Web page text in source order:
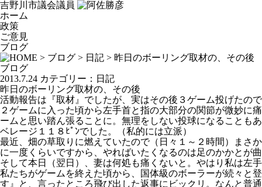
吉野川市議会議員
ホーム
政策
ご意見
ブログ
> ブログ > 日記 > 昨日のボーリング取材の、その後
ブログ
2013.7.24 カテゴリー： 日記
昨日のボーリング取材の、その後
活動報告は『取材』でしたが、実はその後３ゲーム投げたの
２ゲームに入った頃から左手首と指の大部分の関節が微妙に
ームと思い踏ん張ることに。無理をしない投球になることも
ベレージ１１８ﾋﾟﾝでした。（私的には立派）
最近、畑の草取りに燃えていたので（日々１～２時間）まさ
に一度くらいですから、やればいたくなるのは足のかかとが
そして本日（翌日）、妻は何処も痛くないと。やはり私は左
私たちがゲームを終えた頃から、国体級のボーラーが続々と
す』と、言ったところ飛び出した返事にビックリ。なんと普